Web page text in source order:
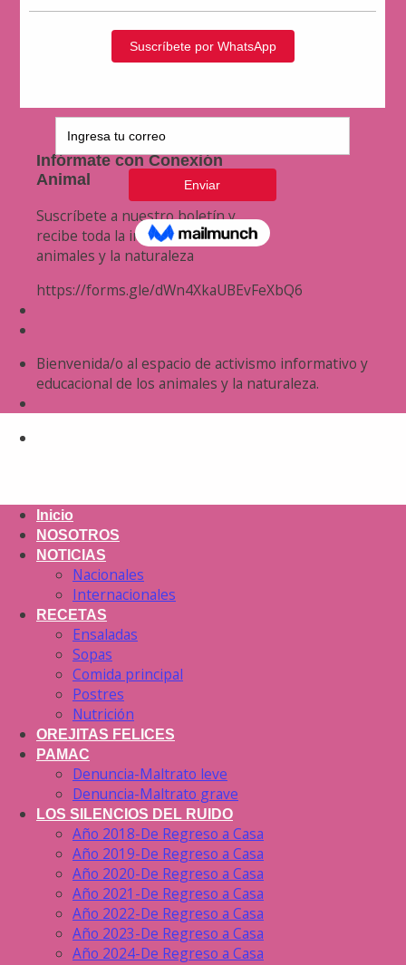
Infórmate con Conexión
Animal
Suscríbete a nuestro boletín y
recibe toda la información de los
animales y la naturaleza
https://forms.gle/dWn4XkaUBEvFeXbQ6
Bienvenida/o al espacio de activismo informativo y
educacional de los animales y la naturaleza.
Inicio
NOSOTROS
NOTICIAS
Nacionales
Internacionales
RECETAS
Ensaladas
Sopas
Comida principal
Postres
Nutrición
OREJITAS FELICES
PAMAC
Denuncia-Maltrato leve
Denuncia-Maltrato grave
LOS SILENCIOS DEL RUIDO
Año 2018-De Regreso a Casa
Año 2019-De Regreso a Casa
Año 2020-De Regreso a Casa
Año 2021-De Regreso a Casa
Año 2022-De Regreso a Casa
Año 2023-De Regreso a Casa
Año 2024-De Regreso a Casa